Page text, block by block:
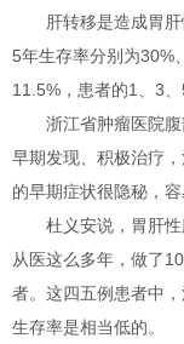
肝转移是造成胃肝
5年生存率分别为30%
11.5%，患者的1、3
浙江省肿瘤医院腹
早期发现、积极治疗
的早期症状很隐秘，容
杜义安说，胃肝性
从医这么多年，做了
者。这四五例患者中
生存率是相当低的。